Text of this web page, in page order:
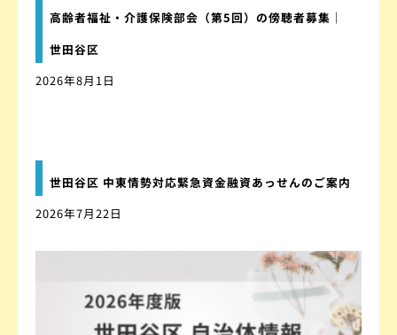
高齢者福祉・介護保険部会（第5回）の傍聴者募集｜
世田谷区
2026年8月1日
世田谷区 中東情勢対応緊急資金融資あっせんのご案内
2026年7月22日